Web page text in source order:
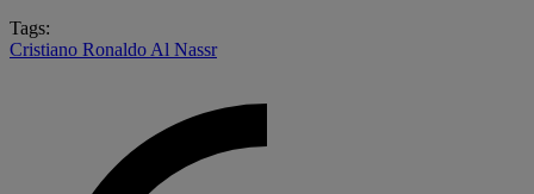
Tags:
Cristiano Ronaldo Al Nassr